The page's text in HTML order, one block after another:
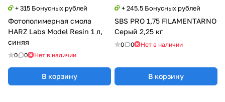
+ 315 Бонусных рублей
Фотополимерная смола
HARZ Labs Model Resin 1 л,
синяя
0 0 Нет в наличии
В корзину
+ 245.5 Бонусных рублей
SBS PRO 1,75 FILAMENTARNO
Серый 2,25 кг
0 0 Нет в наличии
В корзину